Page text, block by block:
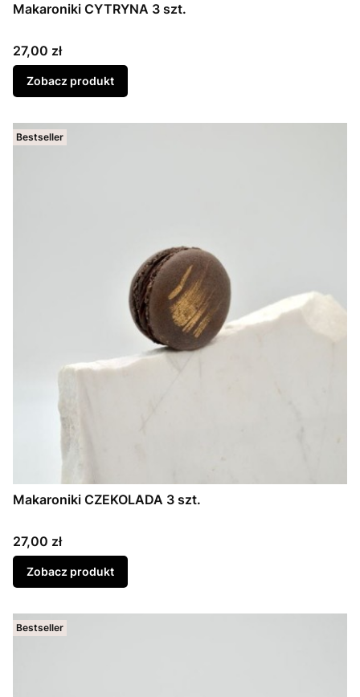
Makaroniki CYTRYNA 3 szt.
Cena
27,00 zł
Zobacz produkt
Bestseller
Makaroniki CZEKOLADA 3 szt.
Cena
27,00 zł
Zobacz produkt
Bestseller